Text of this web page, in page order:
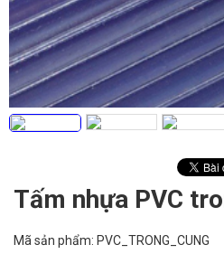
Tấm nhựa PVC
Mã sản phẩm: PVC_TRONG_CUNG